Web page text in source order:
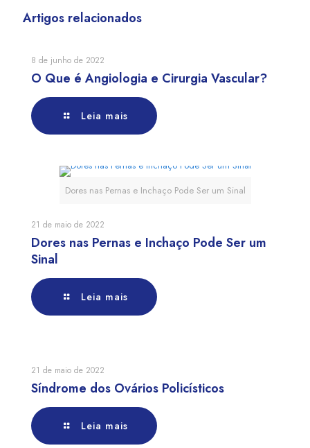
Artigos relacionados
8 de junho de 2022
O Que é Angiologia e Cirurgia Vascular?
Leia mais
Dores nas Pernas e Inchaço Pode Ser um Sinal
21 de maio de 2022
Dores nas Pernas e Inchaço Pode Ser um
Sinal
Leia mais
21 de maio de 2022
Síndrome dos Ovários Policísticos
Leia mais